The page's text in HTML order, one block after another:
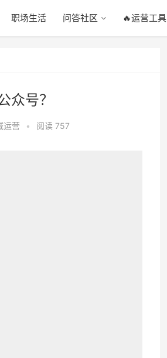
职场生活 问答社区 🔥运营工具
众号？
运营 • 阅读 757